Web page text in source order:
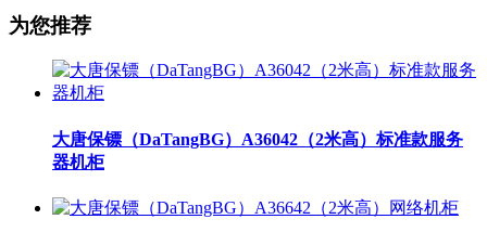
为您推荐
大唐保镖（DaTangBG）A36042（2米高）标准款服务
器机柜